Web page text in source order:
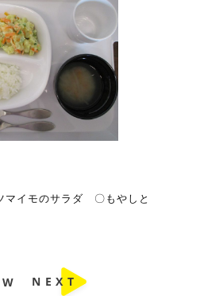
イモのサラダ 〇もやしと